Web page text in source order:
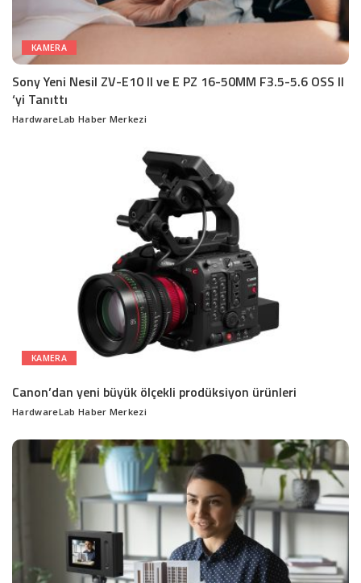
KAMERA
Sony Yeni Nesil ZV-E10 II ve E PZ 16-50MM F3.5-5.6 OSS II
‘yi Tanıttı
Posted
HardwareLab Haber Merkezi
KAMERA
Canon’dan yeni büyük ölçekli prodüksiyon ürünleri
Posted
HardwareLab Haber Merkezi